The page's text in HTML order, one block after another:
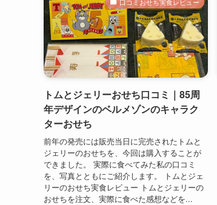
トムとジェリーおせち口コミ｜85周
年デザインのベルメゾンのキャラク
ターおせち
前年の発売には販売当日に完売されたトムと
ジェリーのおせちを、今回は購入することが
できました。 実際に食べてみた私の口コミ
を、写真とともにご紹介します。 トムとジェ
リーのおせち実食レビュー トムとジェリーの
おせちを注文、実際に食べた感想などを...